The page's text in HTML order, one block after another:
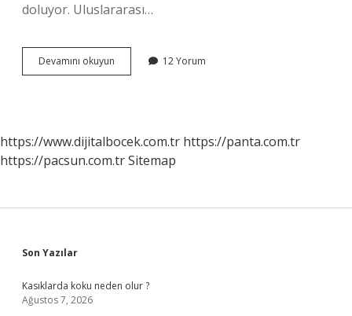
doluyor. Uluslararası…
Devamını okuyun
Periyot
12 Yorum
https://www.dijitalbocek.com.tr https://panta.com.tr
https://pacsun.com.trSitemap
Sidebar
Son Yazılar
Kasıklarda koku neden olur ?
Ağustos 7, 2026